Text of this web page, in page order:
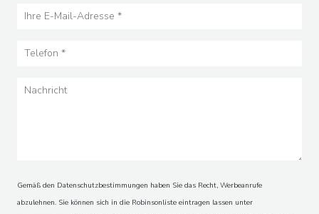
Gemäß den Datenschutzbestimmungen haben Sie das Recht, Werbeanrufe
abzulehnen. Sie können sich in die Robinsonliste eintragen lassen unter